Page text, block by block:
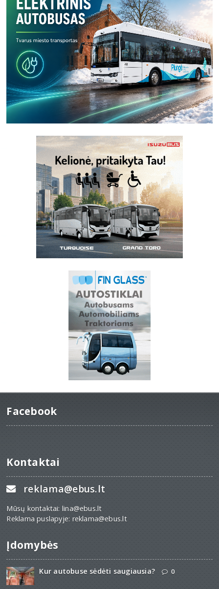
Facebook
Kontaktai
reklama@ebus.lt
Mūsų kontaktai: lina@ebus.lt
Reklama puslapyje: reklama@ebus.lt
Įdomybės
Kur autobuse sėdėti saugiausia? 0